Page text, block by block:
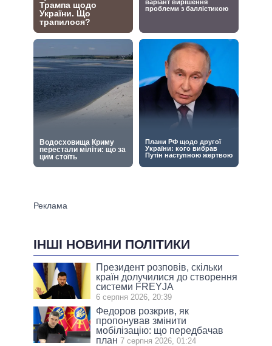
ІНШІ НОВИНИ ПОЛІТИКИ
Президент розповів, скільки
країн долучилися до створення
системи FREYJA
6 серпня 2026, 20:39
Федоров розкрив, як
пропонував змінити
мобілізацію: що передбачав
план 7 серпня 2026, 01:24